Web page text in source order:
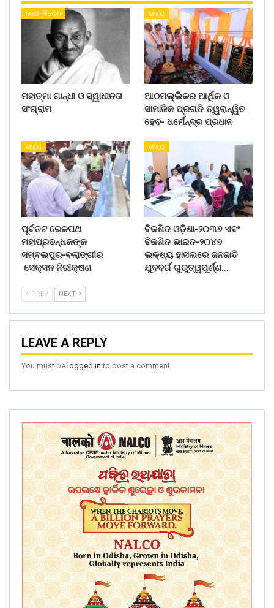
ଦେଶ- ବିଦେଶ
ମହାତ୍ମା ଗାନ୍ଧୀ ଓ ସ୍ୱାଧୀନତା
ସଂଗ୍ରାମ
ରାଜ୍ୟ
ଆଠମଲ୍ଲିକର ଆର୍ଥିକ ଓ
ସାମାଜିକ ପ୍ରଗତି ତ୍ୱରାନ୍ୱିତ
ହେବ- ଧର୍ମେନ୍ଦ୍ର ପ୍ରଧାନ
ରାଜ୍ୟ
ପୂର୍ବତଟ ରେଳପଥ
ମହାପ୍ରବନ୍ଧକଙ୍କ
ସମ୍ବଲପୁର-ବଲାଙ୍ଗୀର
ସେକ୍ସନ ନିରୀକ୍ଷଣ
ରାଜ୍ୟ
ବିକଶିତ ଓଡ଼ିଶା-୨୦୩୬ ଏବଂ
ବିକଶିତ ଭାରତ-୨୦୪୭
ଲକ୍ଷ୍ୟ ହାସଲରେ ଜନଜାତି
ଯୁବବର୍ଗ ଗୁରୁତ୍ୱପୂର୍ଣ୍ଣ…
PREV NEXT
LEAVE A REPLY
You must be logged in to post a comment.